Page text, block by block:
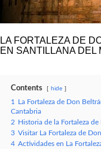
LA FORTALEZA DE
EN SANTILLANA DEL
Contents hide
1
La Fortaleza de Don
Cantabria
2
Historia de la Fortaleza
3 Visitar La Fortaleza de
4 Actividades en La